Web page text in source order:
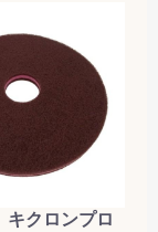
クロンプロ